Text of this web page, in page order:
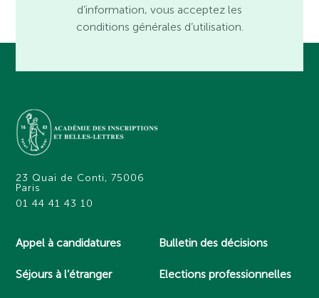
d’information, vous acceptez les
conditions générales d’utilisation.
23 Quai de Conti, 75006
Paris
01 44 41 43 10
Appel à candidatures
Séjours à l’étranger
Bulletin des décisions
Elections professionnelles